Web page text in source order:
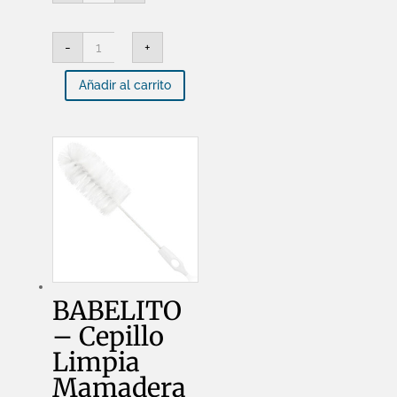
10030
cantidad
-
BABELITO
Pezonera
de
Silicona
X2
cantidad
+
Añadir al carrito
BABELITO
– Cepillo
Limpia
Mamadera